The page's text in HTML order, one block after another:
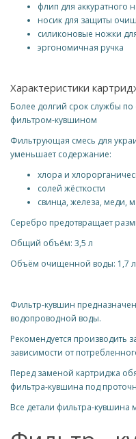
флип для аккуратного
носик для защиты
силиконовые ножки
эргономичная ручка
Характеристики
Более долгий срок службы
фильтром-кувшином
Фильтрующая смесь для
уменьшает содержание:
хлора и
солей жёсткости
свинца, железа, меди,
Серебро предотвращает
Общий объём: 3,5 л
Объём очищенной воды: 1,7 л
Фильтр-кувшин
водопроводной воды.
Рекомендуется производить
зависимости от
Перед заменой картриджа
фильтра-кувшина под
Все детали фильтра-